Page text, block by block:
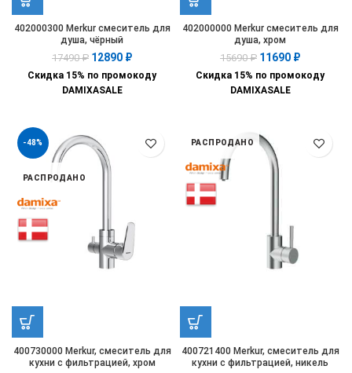
402000300 Merkur смеситель для
душа, чёрный
17490₽ 12890 ₽
Скидка 15% по промокоду
DAMIXASALE
402000000 Merkur смеситель для
душа, хром
15690₽ 11690 ₽
Скидка 15% по промокоду
DAMIXASALE
-48%
РАСПРОДАНО
400730000 Merkur, смеситель для
кухни с фильтрацией, хром
РАСПРОДАНО
400721400 Merkur, смеситель для
кухни с фильтрацией, никель